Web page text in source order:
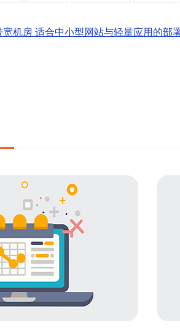
宽机房 适合中小型网站与轻量应用的部